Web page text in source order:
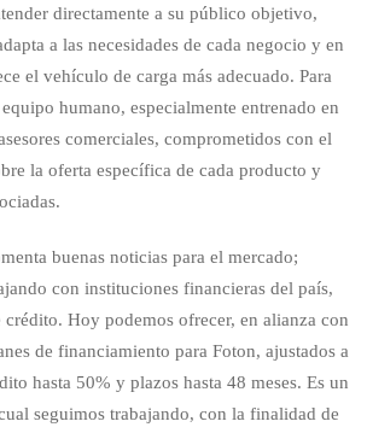
directamente a su público objetivo,
a las necesidades de cada negocio y en
el vehículo de carga más adecuado. Para
humano, especialmente entrenado en
comerciales, comprometidos con el
la oferta específica de cada producto y
buenas noticias para el mercado;
con instituciones financieras del país,
crédito. Hoy podemos ofrecer, en alianza con
de financiamiento para Foton, ajustados a
hasta 50% y plazos hasta 48 meses. Es un
seguimos trabajando, con la finalidad de